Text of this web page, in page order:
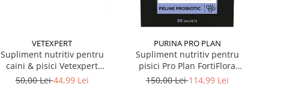
VETEXPERT
Supliment nutritiv pentru
caini & pisici Vetexpert
Probiotic Formula 30 caps
50,00 Lei44,99 Lei
PURINA PRO PLAN
Supliment nutritiv pentru
pisici Pro Plan FortiFlora
Probiotic 30 buc
150,00 Lei114,99 Lei